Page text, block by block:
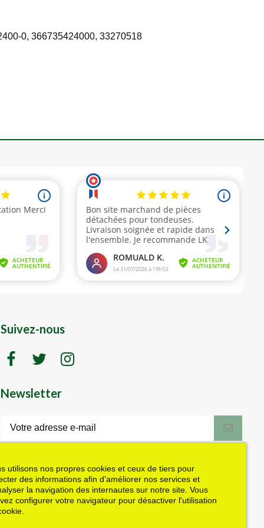
utilisons nos propres cookies et ceux de tiers pour
des informations afin d'améliorer nos services et
la navigation des internautes sur notre site. Vous
configurer votre navigateur pour désactiver l'utilisation
0, 366735424000, 33270518
Suivez-nous
Newsletter
dans le mail de confirmation envoyé à
l'adresse email fournie). Vous pouvez
vous désinscrire à tout moment. Plus
d'informations dans nos mentions légales
J'accepte les conditions générales et la politique de confidentialité